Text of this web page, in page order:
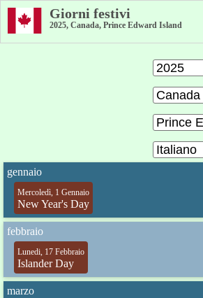
Giorni festivi
2025, Canada, Prince Edward Island
gennaio
Mercoledì, 1 Gennaio
New Year's Day
febbraio
Lunedi, 17 Febbraio
Islander Day
marzo